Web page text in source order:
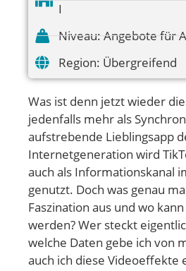
I
Niveau: Angebote für
Region: Übergreifend
Was ist denn jetzt wieder
jedenfalls mehr als
aufstrebende Lieblingsapp
Internetgeneration wird
auch als Informationskanal
genutzt. Doch was genau
Faszination aus und wo
werden? Wer steckt
welche Daten gebe ich von
auch ich diese Videoeffekte